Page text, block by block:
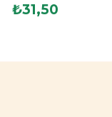
₺31,50